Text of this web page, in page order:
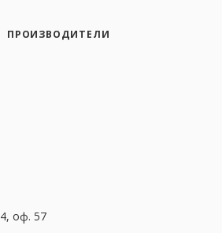
ПРОИЗВОДИТЕЛИ
оф. 57